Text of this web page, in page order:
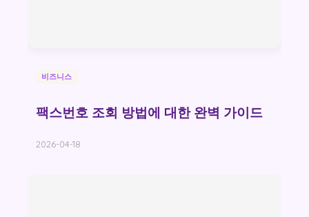
비즈니스
팩스번호 조회 방법에 대한 완벽 가이드
2026-04-18